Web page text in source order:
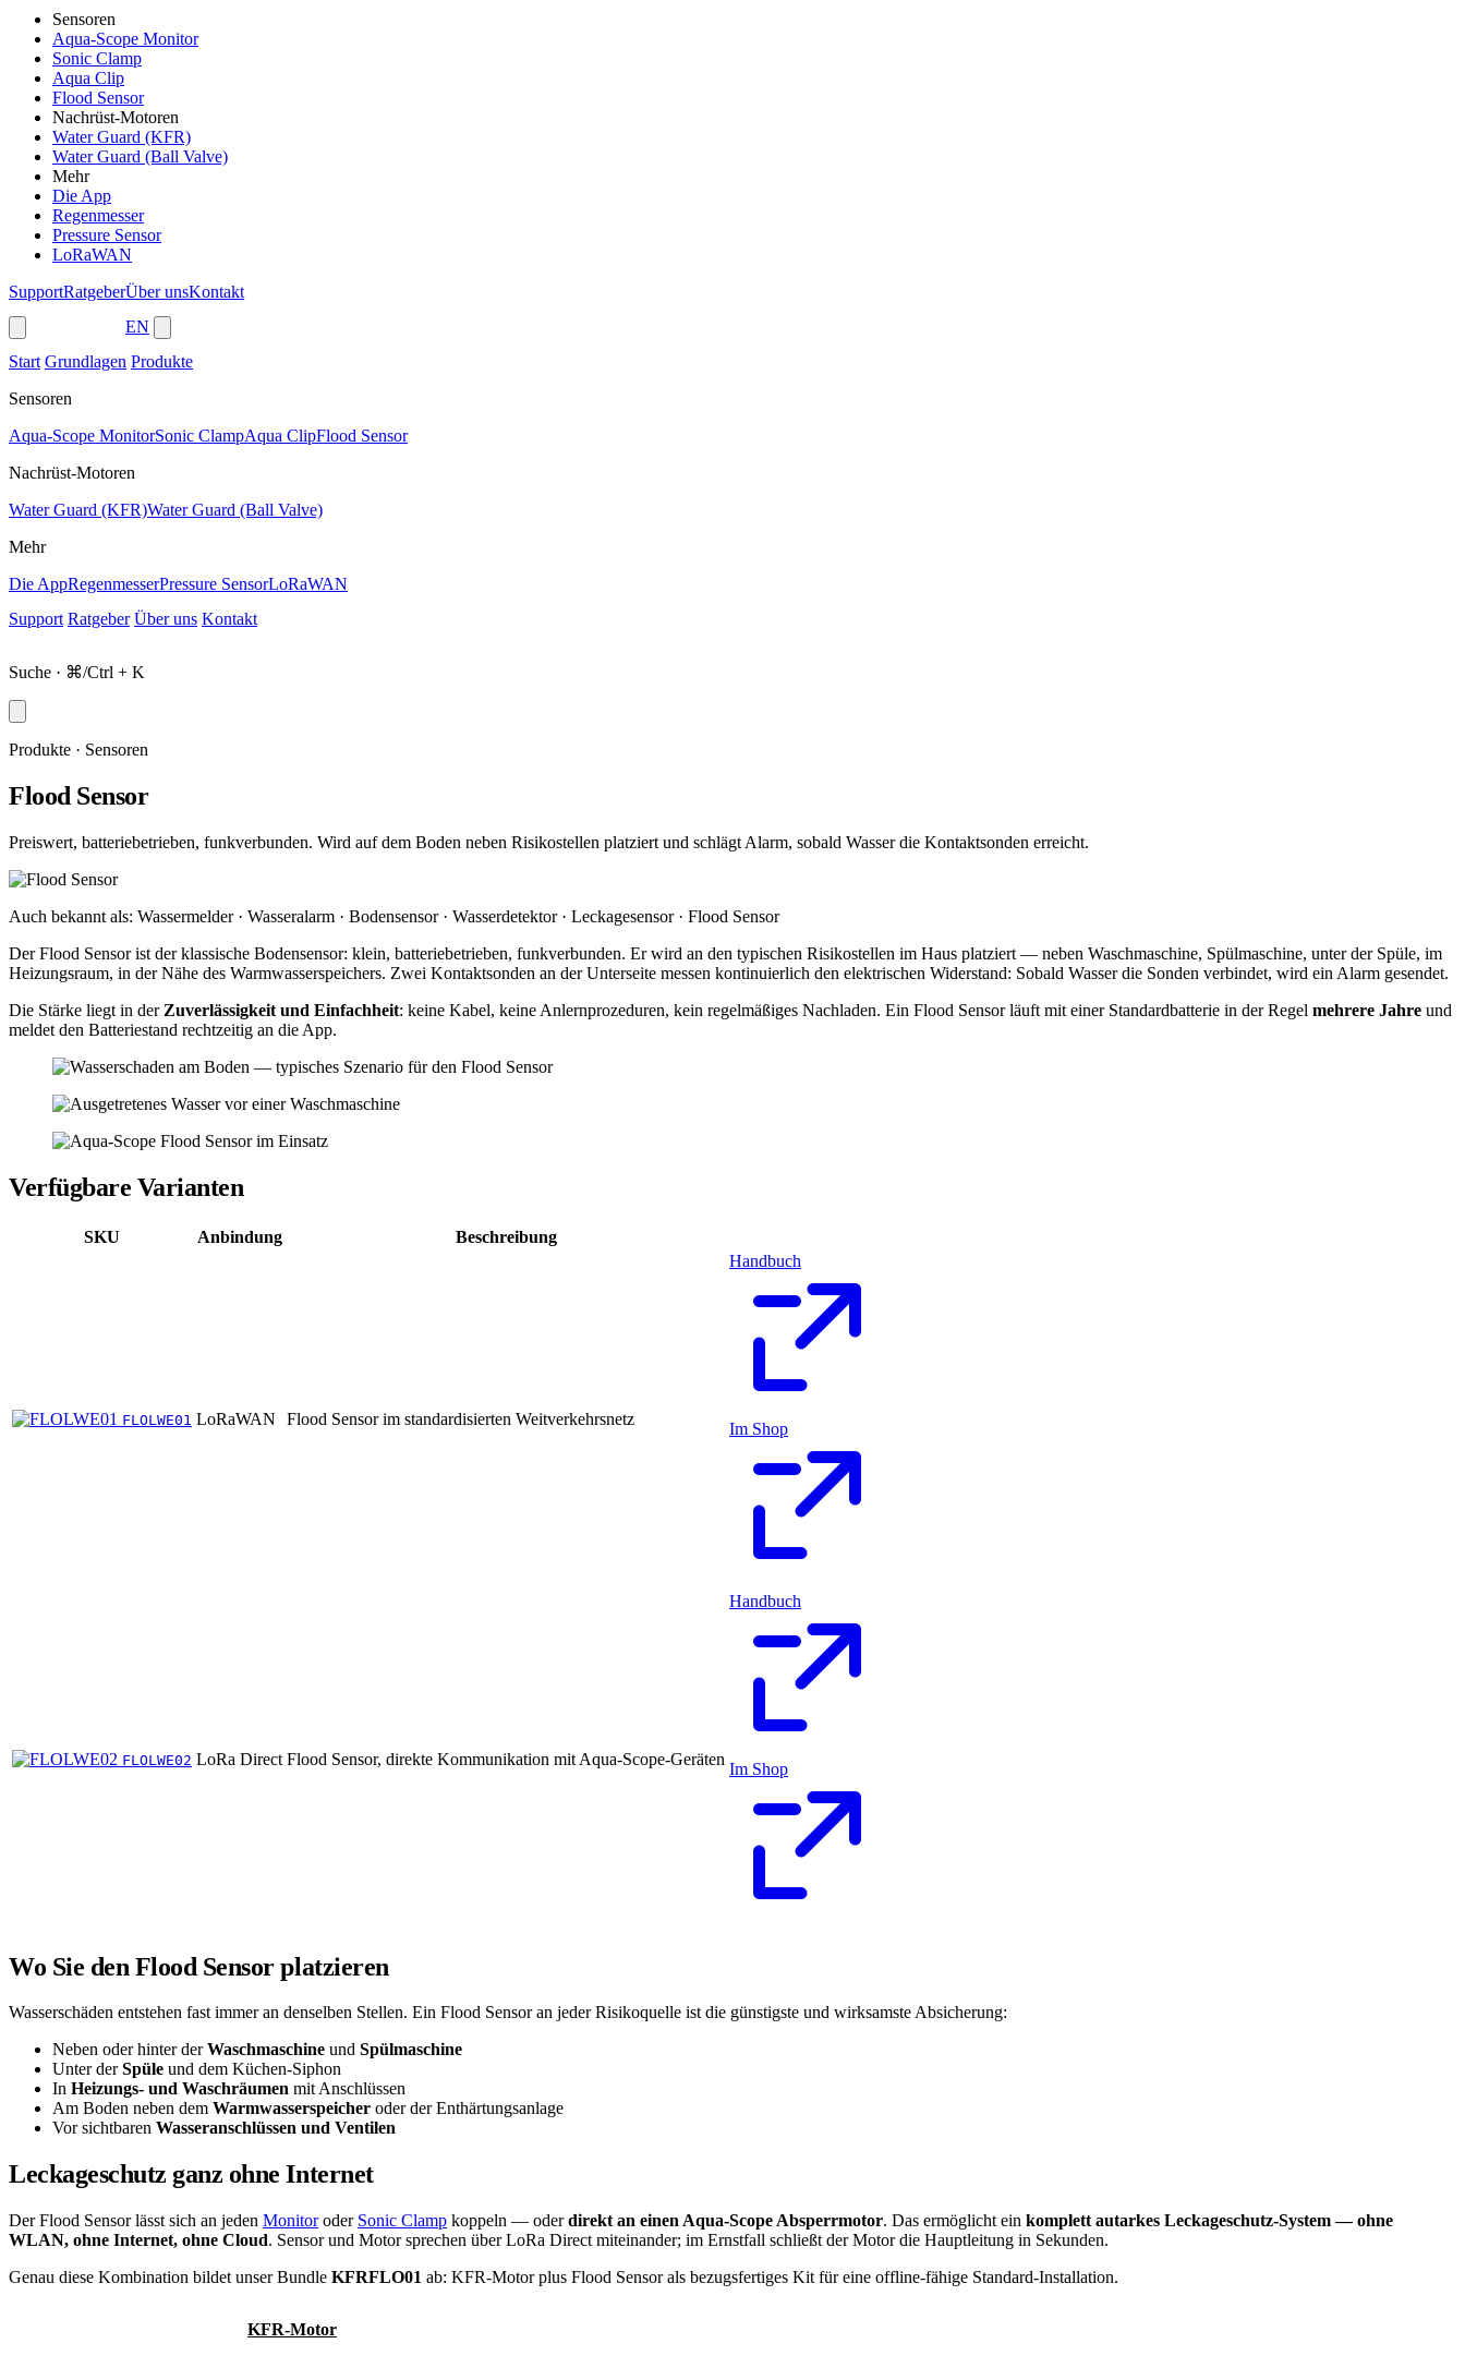
Sensoren
Aqua-Scope Monitor
Sonic Clamp
Aqua Clip
Flood Sensor
Nachrüst-Motoren
Water Guard (KFR)
Water Guard (Ball Valve)
Mehr
Die App
Regenmesser
Pressure Sensor
LoRaWAN
SupportRatgeberÜber unsKontakt
EN
Start Grundlagen Produkte
Sensoren
Aqua-Scope MonitorSonic ClampAqua ClipFlood Sensor
Nachrüst-Motoren
Water Guard (KFR)Water Guard (Ball Valve)
Mehr
Die AppRegenmesserPressure SensorLoRaWAN
Support Ratgeber Über uns Kontakt
Suche · ⌘/Ctrl + K
Produkte · Sensoren
Flood Sensor
Preiswert, batteriebetrieben, funkverbunden. Wird auf dem Boden neben Risikostellen platziert und schlägt Alarm, sobald Wasser die Kontakt­sonden erreicht.
Auch bekannt als: Wassermelder · Wasseralarm · Bodensensor · Wasserdetektor · Leckagesensor · Flood Sensor
Der Flood Sensor ist der klassische Bodensensor: klein, batteriebetrieben, funkverbunden. Er wird an den typischen Risikostellen im Haus platziert — neben Waschmaschine, Spülmaschine, unter der Spüle, im
Heizungsraum, in der Nähe des Warmwasserspeichers. Zwei Kontakt­sonden an der Unterseite messen kontinuierlich den elektrischen Widerstand: Sobald Wasser die Sonden verbindet, wird ein Alarm gesendet.
Die Stärke liegt in der Zuverlässigkeit und Einfachheit: keine Kabel, keine Anlernprozeduren, kein regelmäßiges Nachladen. Ein Flood Sensor läuft mit einer Standard­batterie in der Regel mehrere Jahre und
meldet den Batteriestand rechtzeitig an die App.
Verfügbare Varianten
SKU Anbindung Beschreibung
FLOLWE01 LoRaWAN Flood Sensor im standardisierten Weitverkehrsnetz
Handbuch
Im Shop
FLOLWE02 LoRa Direct Flood Sensor, direkte Kommunikation mit Aqua-Scope-Geräten
Handbuch
Im Shop
Wo Sie den Flood Sensor platzieren
Wasserschäden entstehen fast immer an denselben Stellen. Ein Flood Sensor an jeder Risiko­quelle ist die günstigste und wirksamste Absicherung:
Neben oder hinter derWaschmaschine und Spülmaschine
Unter derSpüle und dem Küchen-Siphon
In Heizungs- und Waschräumen mit Anschlüssen
Am Boden neben dem Warmwasserspeicher oder der Enthärtungsanlage
Vor sichtbaren Wasseranschlüssen und Ventilen
Leckageschutz ganz ohne Internet
Der Flood Sensor lässt sich an jeden Monitoroder Sonic Clamp koppeln — oderdirekt an einen Aqua-Scope Absperrmotor. Das ermöglicht ein komplett autarkes Leckageschutz-System — ohne
WLAN, ohne Internet, ohne Cloud. Sensor und Motor sprechen über LoRa Direct miteinander; im Ernstfall schließt der Motor die Hauptleitung in Sekunden.
Genau diese Kombination bildet unser Bundle KFRFLO01 ab: KFR-Motor plus Flood Sensor als bezugsfertiges Kit für eine offline-fähige Standard-Installation.
KFR-Motor